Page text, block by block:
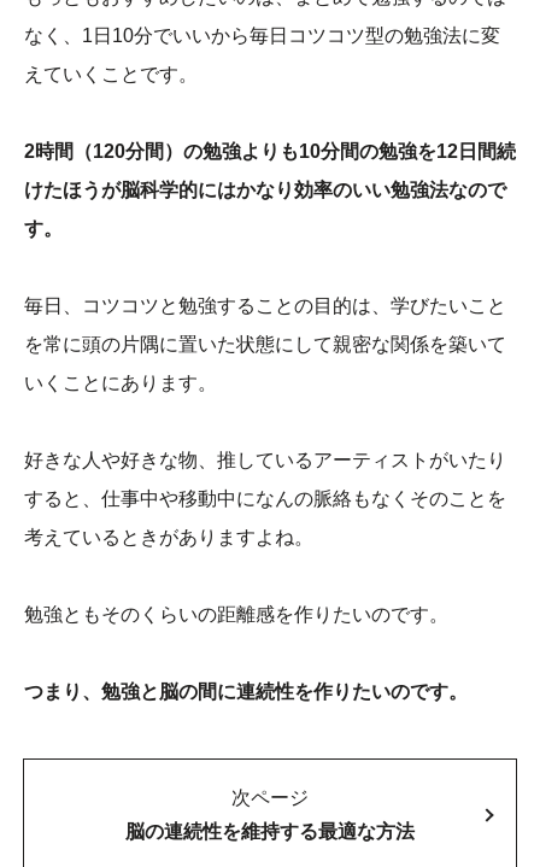
なく、1日10分でいいから毎日コツコツ型の勉強法に変
えていくことです。
2時間（120分間）の勉強よりも10分間の勉強を12日間続
けたほうが脳科学的にはかなり効率のいい勉強法なので
す。
毎日、コツコツと勉強することの目的は、学びたいこと
を常に頭の片隅に置いた状態にして親密な関係を築いて
いくことにあります。
好きな人や好きな物、推しているアーティストがいたり
すると、仕事中や移動中になんの脈絡もなくそのことを
考えているときがありますよね。
勉強ともそのくらいの距離感を作りたいのです。
つまり、勉強と脳の間に連続性を作りたいのです。
次ページ
脳の連続性を維持する最適な方法